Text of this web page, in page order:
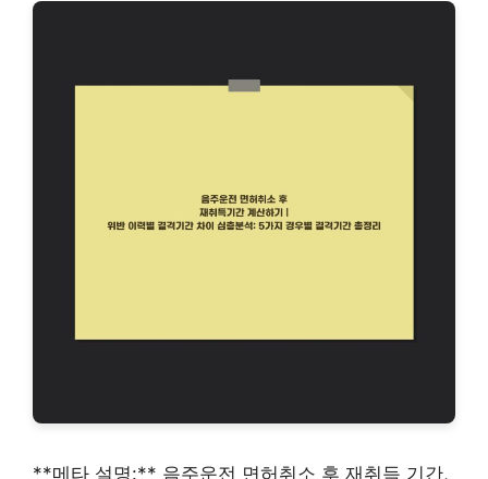
**메타 설명:** 음주운전 면허취소 후 재취득 기간,